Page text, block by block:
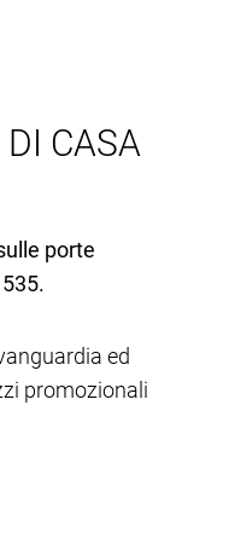
CASA
porte
ed
promozionali